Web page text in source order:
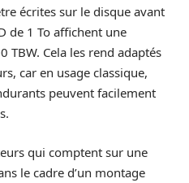
écrites sur le disque avant
de 1 To affichent une
TBW. Cela les rend adaptés
car en usage classique,
peuvent facilement
qui comptent sur une
le cadre d’un montage